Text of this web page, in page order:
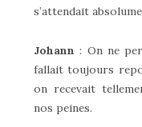
s’attendait
Johann : On ne
fallait toujours
on recevait
nos peines.